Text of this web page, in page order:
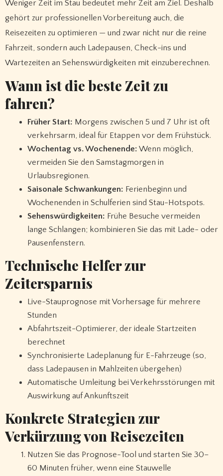
Weniger Zeit im Stau bedeutet mehr Zeit am Ziel. Deshalb
gehört zur professionellen Vorbereitung auch, die
Reisezeiten zu optimieren — und zwar nicht nur die reine
Fahrzeit, sondern auch Ladepausen, Check-ins und
Wartezeiten an Sehenswürdigkeiten mit einzuberechnen.
Wann ist die beste Zeit zu
fahren?
Früher Start: Morgens zwischen 5 und 7 Uhr ist oft
verkehrsarm, ideal für Etappen vor dem Frühstück.
Wochentag vs. Wochenende: Wenn möglich,
vermeiden Sie den Samstagmorgen in
Urlaubsregionen.
Saisonale Schwankungen: Ferienbeginn und
Wochenenden in Schulferien sind Stau-Hotspots.
Sehenswürdigkeiten: Frühe Besuche vermeiden
lange Schlangen; kombinieren Sie das mit Lade- oder
Pausenfenstern.
Technische Helfer zur
Zeitersparnis
Live-Stauprognose mit Vorhersage für mehrere
Stunden
Abfahrtszeit-Optimierer, der ideale Startzeiten
berechnet
Synchronisierte Ladeplanung für E-Fahrzeuge (so,
dass Ladepausen in Mahlzeiten übergehen)
Automatische Umleitung bei Verkehrsstörungen mit
Auswirkung auf Ankunftszeit
Konkrete Strategien zur
Verkürzung von Reisezeiten
Nutzen Sie das Prognose-Tool und starten Sie 30–
60 Minuten früher, wenn eine Stauwelle